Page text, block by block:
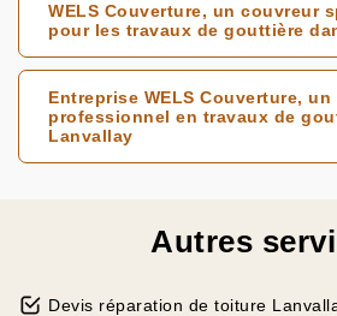
WELS Couverture, un couvreur
pour les travaux de gouttière
Entreprise WELS Couverture, un
professionnel en travaux de
Lanvallay
Autres
Devis réparation de toiture